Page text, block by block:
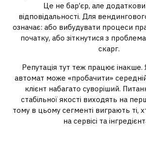
Це не бар’єр, але
відповідальності. Для
означає: або вибудувати процеси
початку, або зіткнутися з
скарг.
Репутація тут теж працює
автомат може «пробачити»
клієнт набагато суворіший.
стабільної якості виходять на
тому в цьому сегменті виграють ті,
на сервісі та